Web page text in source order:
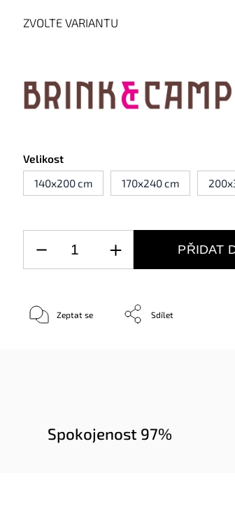
Velikost
140x200 cm
170x240 cm
ZVOLTE VARIANTU
PŘIDAT
Zeptat se Sdílet
Spokojenost 97%